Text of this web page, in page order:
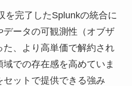
を完了したSplunkの統合に
データの可観測性（オブザ
た、より高単価で解約され
での存在感を高めていま
ットで提供できる強み